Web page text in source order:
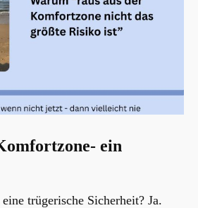
ein
trügerische Sicherheit? Ja.